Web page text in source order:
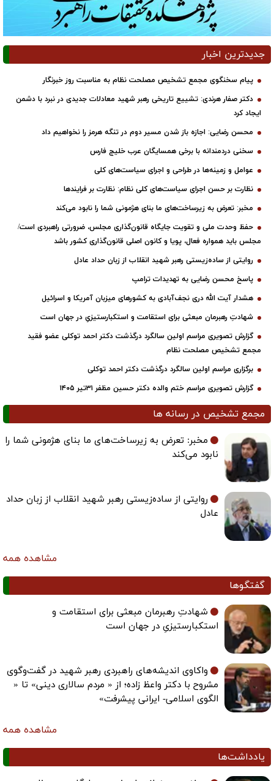
جدیدترین اخبار
پیام سخنگوی مجمع تشخیص مصلحت نظام به مناسبت روز خبرنگار
دکتر صفار هرندی: تشییع تاریخی رهبر شهید معادلات جدیدی در نبرد با دشمن
ایجاد کرد
محسن رضایی: اجازه باز شدن مسیر دوم در تنگه هرمز را نخواهیم داد
سخنی دردمندانه با برخی همسایگان عرب خلیج فارس
عوامل و زمینه‌ها در طراحی و اجرای سیاست‌های کلی
نظارت بر حسن اجرای سیاست‌های کلی نظام: نظارت بر فرایندها
مخبر: تعرض به زیرساخت‌های ما بنای هژمونی شما را نابود می‌کند
حفظ وحدت ملی و تقویت جایگاه قانون‌گذاری مجلس، ضرورتی راهبردی است/
مجلس باید همواره فعال، پویا و کانون اصلی قانون‌گذاری کشور باشد
روایتی از ساده‌زیستی رهبر شهید انقلاب از زبان حداد عادل
پاسخ محسن رضایی به تهدیدات ترامپ
هشدار آیت الله دری نجف‌آبادی به کشورهای میزبان آمریکا و اسرائیل
شهادتِ رهبرمان مبعثی برای استقامت و استکبارستیزیِ در جهان است
گزارش تصویری مراسم اولین سالگرد درگذشت دکتر احمد توکلی عضو فقید
مجمع تشخیص مصلحت نظام
برگزاری مراسم اولین سالگرد درگذشت دکتر احمد توکلی
گزارش تصویری مراسم ختم والده دکتر حسین مظفر ۳۱تیر ۱۴۰۵
مجمع تشخیص در رسانه ها
مخبر: تعرض به زیرساخت‌های ما بنای هژمونی شما را
نابود می‌کند
روایتی از ساده‌زیستی رهبر شهید انقلاب از زبان حداد
عادل
مشاهده همه
گفتگوها
شهادتِ رهبرمان مبعثی برای استقامت و
استکبارستیزیِ در جهان است
واکاوی اندیشه‌های راهبردی رهبر شهید در گفت‌وگوی
مشروح با دکتر واعظ زاده؛ از « مردم سالاری دینی» تا «
الگوی اسلامی- ایرانی پیشرفت»
مشاهده همه
یادداشت‌ها